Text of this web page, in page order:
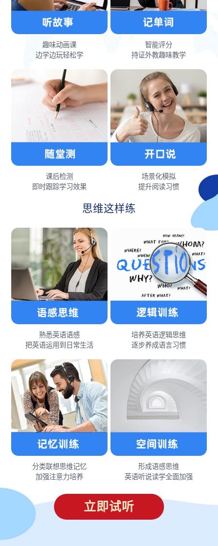
趣味动画课
边学边玩轻松学
智能评分
持证外教趣味教学
课后检测
即时跟踪学习效果
场景化模拟
提升阅读习惯
思维这样练
熟悉英语语感
把英语运用到日常生活
培养英语逻辑思维
逐步养成语言习惯
分类联想思维记忆
加强注意力培养
形成语感思维
英语听说读学全面加强
立即试听